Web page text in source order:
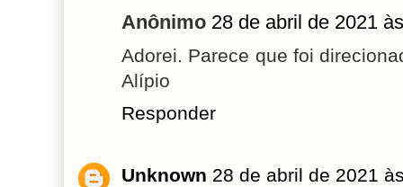
Anônimo 28 de abril de 2021
Adorei. Parece que foi
Alípio
Responder
Unknown 28 de abril de 2021